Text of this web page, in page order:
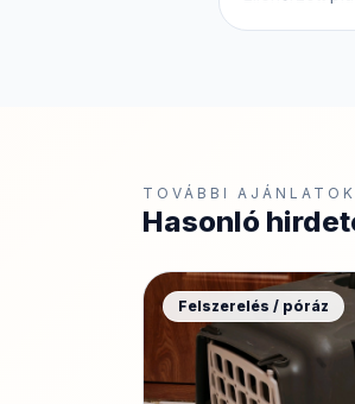
TOVÁBBI AJÁNLATOK
Hasonló
Felszerelés / póráz